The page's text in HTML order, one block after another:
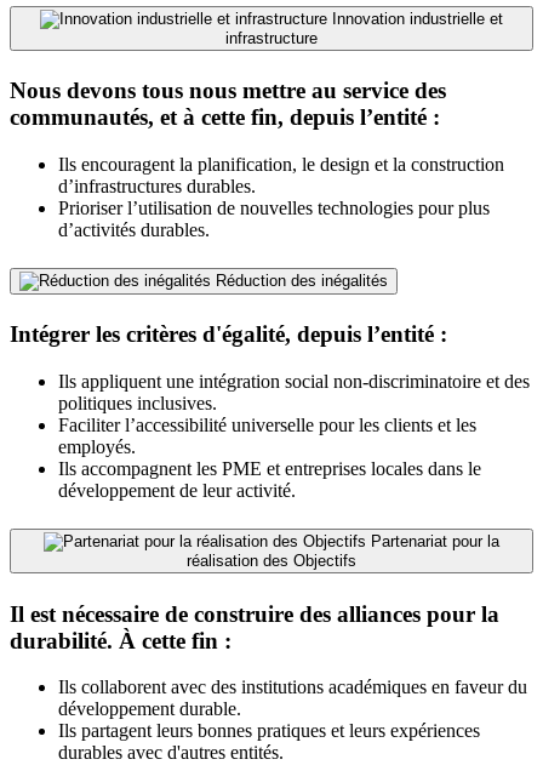
Innovation industrielle et
infrastructure
Nous devons tous nous mettre au service des
communautés, et à cette fin, depuis l’entité :
Ils encouragent la planification, le design et la construction
d’infrastructures durables.
Prioriser l’utilisation de nouvelles technologies pour plus
d’activités durables.
Réduction des inégalités
Intégrer les critères d'égalité, depuis l’entité :
Ils appliquent une intégration social non-discriminatoire et des
politiques inclusives.
Faciliter l’accessibilité universelle pour les clients et les
employés.
Ils accompagnent les PME et entreprises locales dans le
développement de leur activité.
Partenariat pour la
réalisation des Objectifs
Il est nécessaire de construire des alliances pour la
durabilité. À cette fin :
Ils collaborent avec des institutions académiques en faveur du
développement durable.
Ils partagent leurs bonnes pratiques et leurs expériences
durables avec d'autres entités.